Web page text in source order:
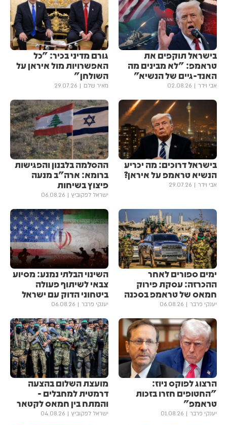
בישראל תוקפים את
טראמפ: "לא מבינים מה
האנד-גיים של הנשיא"
אבי וידר 02.08.26
גורם מדיני בכיר: "כל
האפשרויות מול איראן על
השולחן"
מאיר שלם 29.07.26
בישראל דרוכים: מה יכריע
הנשיא טראמפ על איראן?
אבי וידר 29.07.26
ההסלמה בלבנון והפגישות
ברומא: ארה"ב מנעה
פיצוץ בשיחות
ישראל לפקוביץ 06.08.26
ימים ספורים לאחר
ההכרזה: עסקת פירוק
חמאס של טראמפ בסכנה
יענקי פרבר 06.08.26
השינוי הבלתי נמנע: מסיוע
צבאי לשיתוף פעולה
ביטחוני הדוק עם ישראל
יענקי פרבר 06.08.26
הרצוג לפוקס ניוז:
"החטופים חזרו בזכות
טראמפ"
יענקי פרבר 01.08.26
מועצת השלום בהצעה
דרמטית למחבלים -
והמתח בין חמאס לקטאר
ישראל לפקוביץ 04.08.26